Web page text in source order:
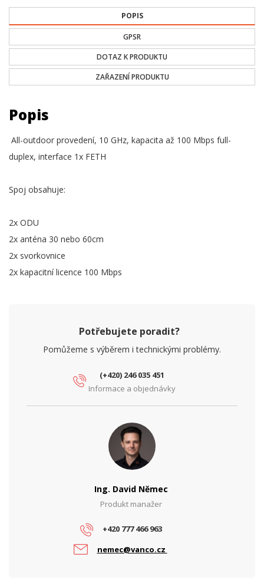
POPIS
GPSR
DOTAZ K PRODUKTU
ZAŘAZENÍ PRODUKTU
Popis
All-outdoor provedení, 10 GHz, kapacita až 100 Mbps full-
duplex, interface 1x FETH
Spoj obsahuje:
2x ODU
2x anténa 30 nebo 60cm
2x svorkovnice
2x kapacitní licence 100 Mbps
Potřebujete poradit?
Pomůžeme s výběrem i technickými problémy.
(+420) 246 035 451
Informace a objednávky
Ing. David Němec
Produkt manažer
+420 777 466 963
nemec@vanco.cz